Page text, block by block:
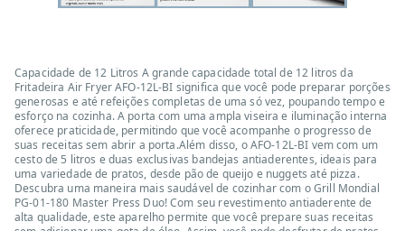
Capacidade de 12 Litros A grande capacidade total de 12 litros da
Fritadeira Air Fryer AFO-12L-BI significa que você pode preparar porções
generosas e até refeições completas de uma só vez, poupando tempo e
esforço na cozinha. A porta com uma ampla viseira e iluminação interna
oferece praticidade, permitindo que você acompanhe o progresso de
suas receitas sem abrir a porta.Além disso, o AFO-12L-BI vem com um
cesto de 5 litros e duas exclusivas bandejas antiaderentes, ideais para
uma variedade de pratos, desde pão de queijo e nuggets até pizza.
Descubra uma maneira mais saudável de cozinhar com o Grill Mondial
PG-01-180 Master Press Duo! Com seu revestimento antiaderente de
alta qualidade, este aparelho permite que você prepare suas receitas